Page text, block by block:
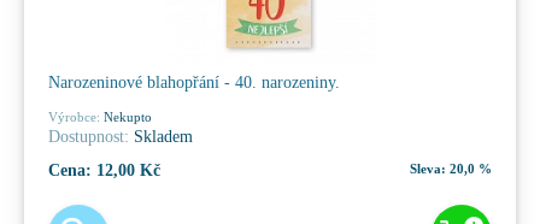
Narozeninové blahopřání - 40. narozeniny.
Výrobce: Nekupto
Dostupnost: Skladem
Cena: 12,00 Kč Sleva: 20,0 %